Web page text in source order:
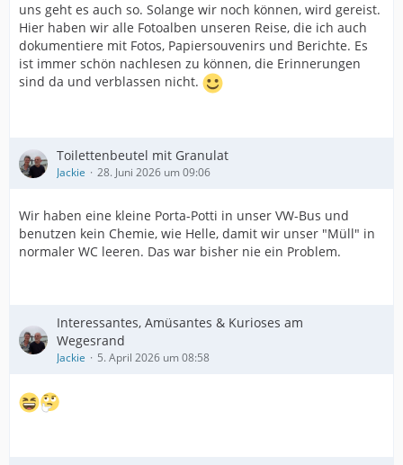
uns geht es auch so. Solange wir noch können, wird gereist.
Hier haben wir alle Fotoalben unseren Reise, die ich auch
dokumentiere mit Fotos, Papiersouvenirs und Berichte. Es
ist immer schön nachlesen zu können, die Erinnerungen
sind da und verblassen nicht.
Toilettenbeutel mit Granulat
Jackie 28. Juni 2026 um 09:06
Wir haben eine kleine Porta-Potti in unser VW-Bus und
benutzen kein Chemie, wie Helle, damit wir unser "Müll" in
normaler WC leeren. Das war bisher nie ein Problem.
Interessantes, Amüsantes & Kurioses am
Wegesrand
Jackie 5. April 2026 um 08:58